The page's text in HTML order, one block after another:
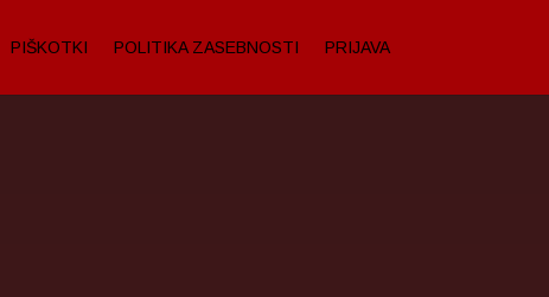
PIŠKOTKI POLITIKA ZASEBNOSTI PRIJAVA